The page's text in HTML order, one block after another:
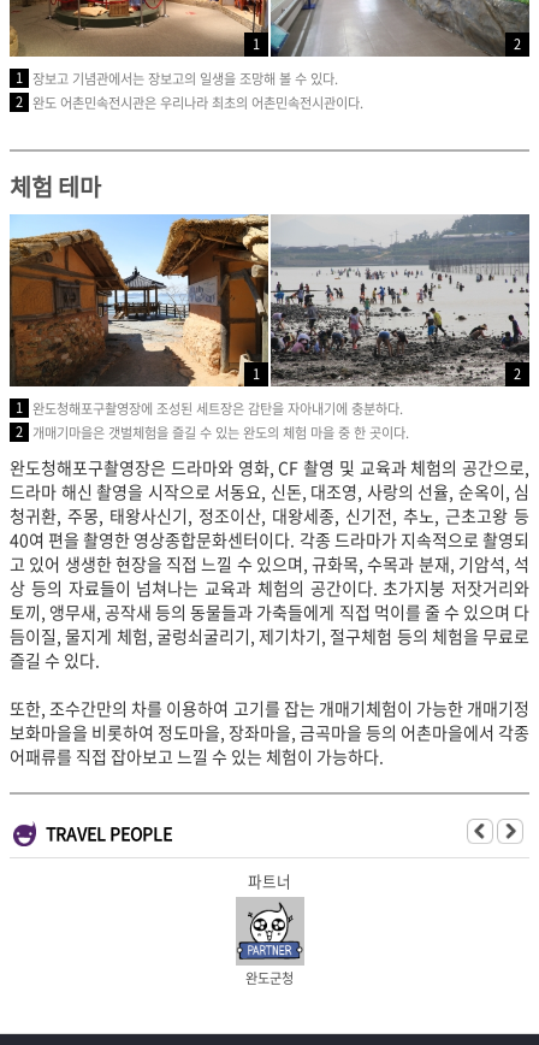
1
2
1 장보고 기념관에서는 장보고의 일생을 조망해 볼 수 있다.
2 완도 어촌민속전시관은 우리나라 최초의 어촌민속전시관이다.
체험 테마
1
2
1 완도청해포구촬영장에 조성된 세트장은 감탄을 자아내기에 충분하다.
2 개매기마을은 갯벌체험을 즐길 수 있는 완도의 체험 마을 중 한 곳이다.
완도청해포구촬영장은 드라마와 영화, CF 촬영 및 교육과 체험의 공간으로,
드라마 해신 촬영을 시작으로 서동요, 신돈, 대조영, 사랑의 선율, 순옥이, 심
청귀환, 주몽, 태왕사신기, 정조이산, 대왕세종, 신기전, 추노, 근초고왕 등
40여 편을 촬영한 영상종합문화센터이다. 각종 드라마가 지속적으로 촬영되
고 있어 생생한 현장을 직접 느낄 수 있으며, 규화목, 수목과 분재, 기암석, 석
상 등의 자료들이 넘쳐나는 교육과 체험의 공간이다. 초가지붕 저잣거리와
토끼, 앵무새, 공작새 등의 동물들과 가축들에게 직접 먹이를 줄 수 있으며 다
듬이질, 물지게 체험, 굴렁쇠굴리기, 제기차기, 절구체험 등의 체험을 무료로
즐길 수 있다.
또한, 조수간만의 차를 이용하여 고기를 잡는 개매기체험이 가능한 개매기정
보화마을을 비롯하여 정도마을, 장좌마을, 금곡마을 등의 어촌마을에서 각종
어패류를 직접 잡아보고 느낄 수 있는 체험이 가능하다.
TRAVEL PEOPLE
파트너
완도군청